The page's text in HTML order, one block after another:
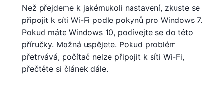
Než přejdeme k jakémukoli nastavení, zkuste se
připojit k síti Wi-Fi podle pokynů pro Windows 7.
Pokud máte Windows 10, podívejte se do této
příručky. Možná uspějete. Pokud problém
přetrvává, počítač nelze připojit k síti Wi-Fi,
přečtěte si článek dále.